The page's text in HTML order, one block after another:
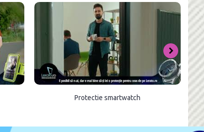
Protectie smartwatch